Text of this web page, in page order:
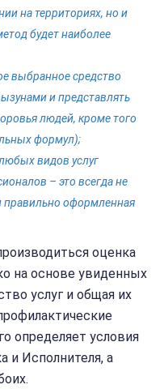
на территориях, но и
будет наиболее
выбранное средство
и представлять
людей, кроме того
формул);
видов услуг
– это всегда не
правильно оформленная
оценка
на основе увиденных
услуг и общая их
определяет условия
и Исполнителя, а